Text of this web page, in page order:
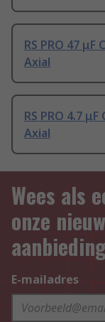
RS PRO 47
Axial
RS PRO 4.7
Axial
Wees als
onze
E-mailadres